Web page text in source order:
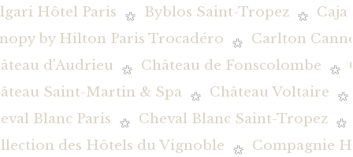
Hôtel Paris
Byblos Saint-Tropez
by Hilton Paris Trocadéro
Carlton
d'Audrieu
Château de Fonscolombe
Saint-Martin & Spa
Château Voltaire
Blanc Paris
Cheval Blanc Saint-Tropez
des Hôtels du Vignoble
Compagnie